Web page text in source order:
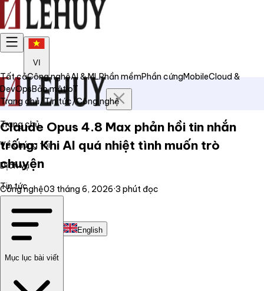
VI
Trang chủ
Về chúng tôi
Dịch vụ
Tin tức
Liên hệ
Tiếng Việt English
Tất cảCông nghệAI & MLPhần mềmPhần cứngMobileCloud &
DevOpsBảo mậtIoT
Trang chủ/Tin tức/Công nghệ
Claude Opus 4.8 Max phản hồi tin nhắn
trống: Khi AI quá nhiệt tình muốn trò
chuyện
Công nghệ03 tháng 6, 2026·3 phút đọc
Mục lục bài viết